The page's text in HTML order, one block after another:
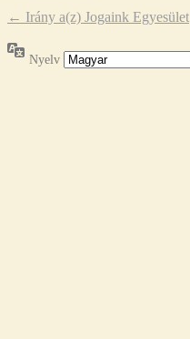
← Irány a(z) Jogaink Egyesület
Nyelv